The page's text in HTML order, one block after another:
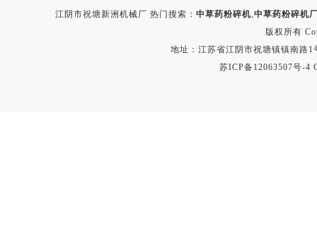
江阴市祝塘新洲机械厂 热门搜索：中草药粉碎机,中草药粉碎机
版权所有
地址：江苏省江阴市祝塘镇镇南路
苏ICP备12063507号-4